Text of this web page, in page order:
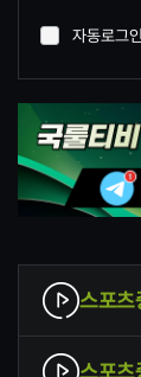
자동로그인
스포츠
스포츠